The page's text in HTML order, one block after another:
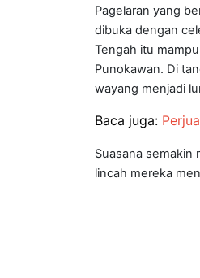
Pagelaran yang
dibuka dengan
Tengah itu
Punokawan. Di
wayang menjadi
Baca juga:
Suasana semakin
lincah mereka